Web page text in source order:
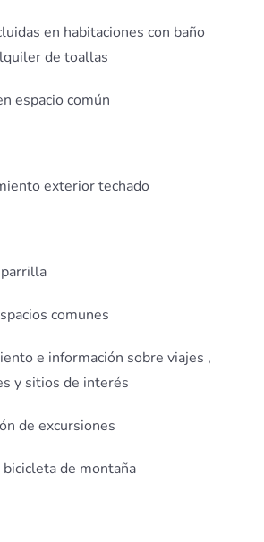
en habitaciones con baño
de toallas
espacio común
exterior techado
comunes
e información sobre viajes ,
y sitios de interés
de excursiones
bicicleta de montaña